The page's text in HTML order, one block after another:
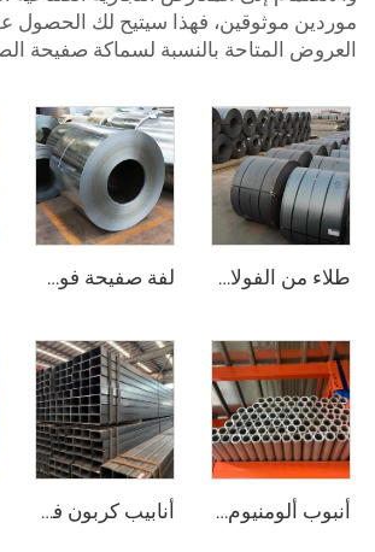
موردين موثوقين، فهذا سيتيح لك الحصول
العروض المتاحة بالنسبة لسماكة صفيحة
طلاء من الفولاذ الكربوني المطاط الساخن لفة صفيحة فولاذية مجلفنة، لفائف مجلفنة
أنبوب ألومنيوم دائري وفق معايير JIS وASTM، أنبوب غير ملحوم أنابيب كربون فولاذية مربعة غير ملحومة